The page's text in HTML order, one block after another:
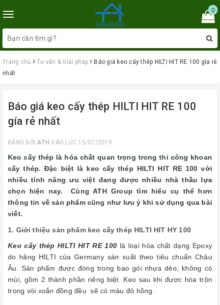
Toggle
navigation
0
Trang chủ Tư vấn & Giải pháp
Báo giá keo cấy thép HILTI HIT RE 100 gía rẻ
nhất
Báo giá keo cấy thép HILTI HIT RE 100
gía rẻ nhất
ĐĂNG BỞIATH VÀO LÚC 15/07/2019
Keo cấy thép là hóa chất quan trọng trong thi công khoan
cấy thép. Đặc biệt là keo cấy thép HILTI HIT RE 100 với
nhiều tính năng ưu việt đang được nhiều nhà thầu lựa
chọn hiện nay. Cùng ATH Group tìm hiểu cụ thể hơn
thông tin về sản phẩm cũng như lưu ý khi sử dụng qua bài
viết.
1. Giới thiệu sản phẩm keo cấy thép HILTI HIT HY 100
Keo cấy thép HILTI HIT RE 100 là loại hóa chất dạng Epoxy
do hãng HILTI của Germany sản xuất theo tiêu chuẩn Châu
Âu. Sản phẩm được đóng trong bao gói nhựa dẻo, không có
mùi, gồm 2 thành phần riêng biệt. Keo sau khi được hòa trộn
trong vòi xoắn đồng đều sẽ có màu đỏ hồng.